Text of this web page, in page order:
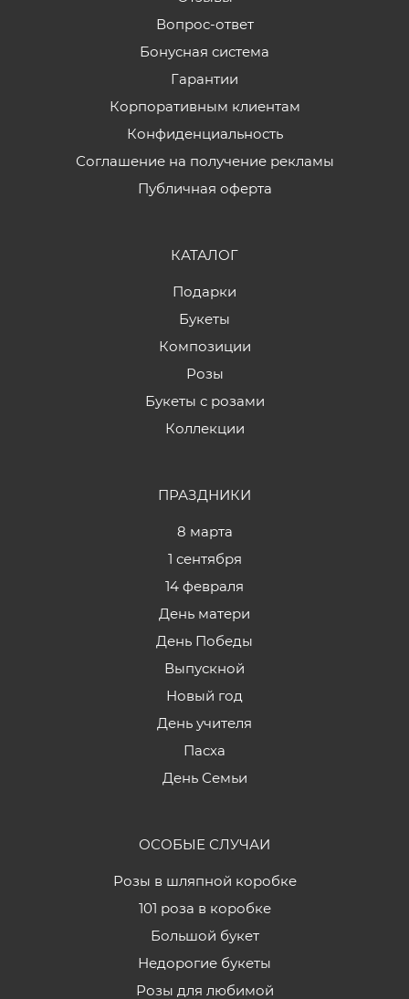
Вопрос-ответ
Бонусная система
Гарантии
Корпоративным клиентам
Конфиденциальность
Соглашение на получение рекламы
Публичная оферта
КАТАЛОГ
Подарки
Букеты
Композиции
Розы
Букеты с розами
Коллекции
ПРАЗДНИКИ
8 марта
1 сентября
14 февраля
День матери
День Победы
Выпускной
Новый год
День учителя
Пасха
День Семьи
ОСОБЫЕ СЛУЧАИ
Розы в шляпной коробке
101 роза в коробке
Большой букет
Недорогие букеты
Розы для любимой